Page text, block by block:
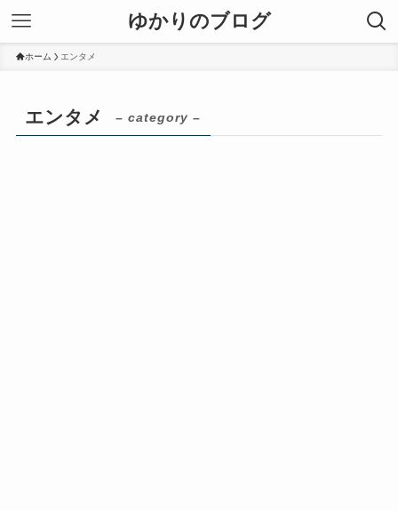
ゆかりのブログ
ホーム エンタメ
エンタメ – category –